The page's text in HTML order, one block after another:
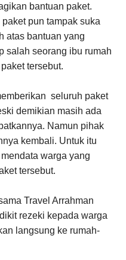
bantuan paket.
pun tampak suka
atas bantuan yang
salah seorang ibu rumah
tersebut.
seluruh paket
demikian masih ada
Namun pihak
kembali. Untuk itu
warga yang
tersebut.
Travel Arrahman
rezeki kepada warga
langsung ke rumah-